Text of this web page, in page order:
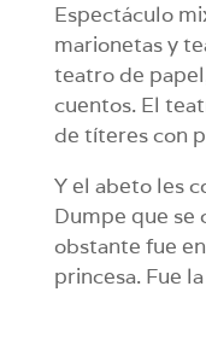
Espectáculo
marionetas y
teatro de
cuentos. El
de títeres con
Y el abeto les
Dumpe que se
obstante fue
princesa. Fue